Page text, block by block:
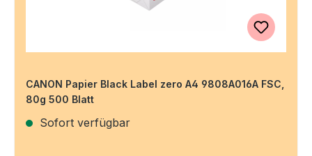
CANON Papier Black Label zero A4 9808A016A FSC,
80g 500 Blatt
Sofort verfügbar